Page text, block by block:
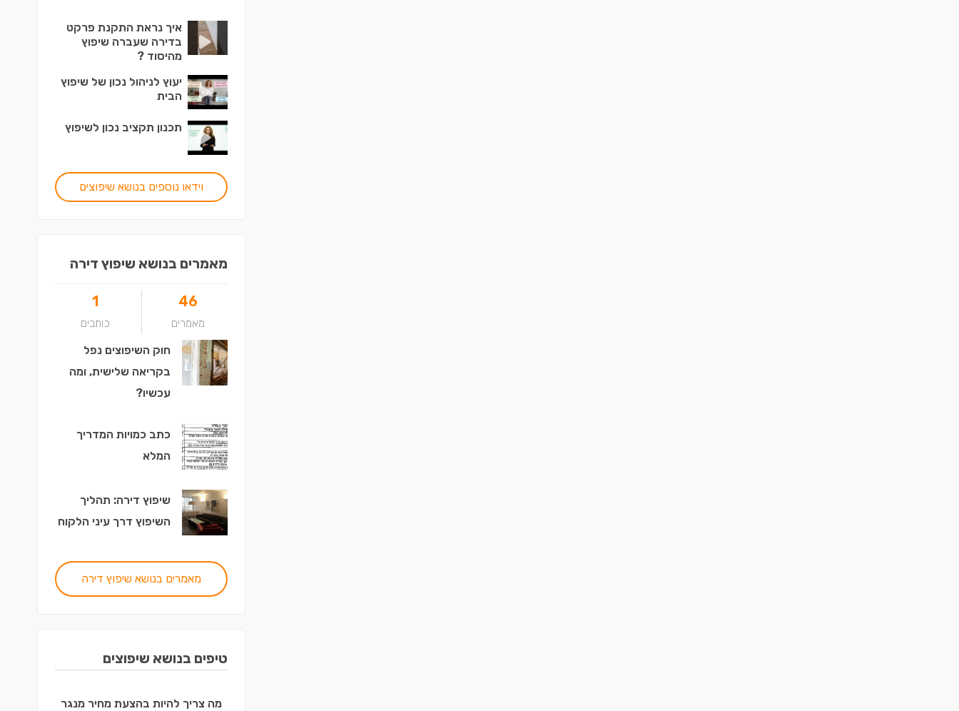
איך נראת התקנת פרקט
בדירה שעברה שיפוץ
מהיסוד ?
יעוץ לניהול נכון של שיפוץ
הבית
תכנון תקציב נכון לשיפוץ
וידאו נוספים בנושא שיפוצים
מאמרים בנושא שיפוץ דירה
46
מאמרים
1
כותבים
חוק השיפוצים נפל
בקריאה שלישית, ומה
עכשיו?
כתב כמויות המדריך
המלא
שיפוץ דירה: תהליך
השיפוץ דרך עיני הלקוח
מאמרים בנושא שיפוץ דירה
טיפים בנושא שיפוצים
מה צריך להיות בהצעת מחיר מנגר